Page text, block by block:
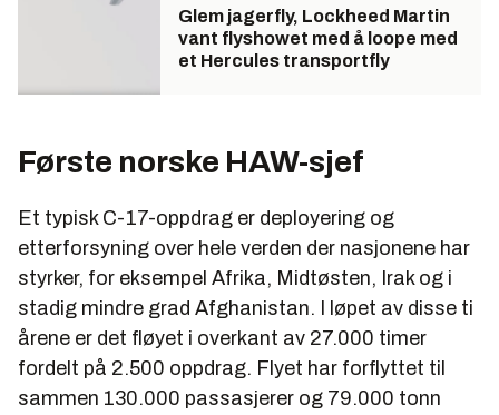
Glem jagerfly, Lockheed Martin
vant flyshowet med å loope med
et Hercules transportfly
Første norske HAW-sjef
Et typisk C-17-oppdrag er deployering og
etterforsyning over hele verden der nasjonene har
styrker, for eksempel Afrika, Midtøsten, Irak og i
stadig mindre grad Afghanistan. I løpet av disse ti
årene er det fløyet i overkant av 27.000 timer
fordelt på 2.500 oppdrag. Flyet har forflyttet til
sammen 130.000 passasjerer og 79.000 tonn